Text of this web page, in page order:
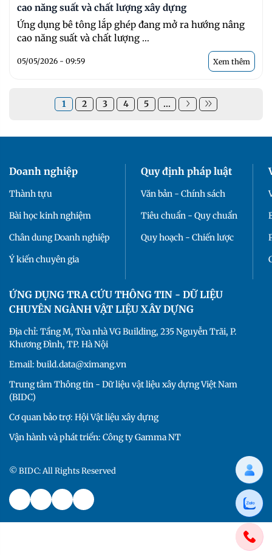
cao năng suất và chất lượng xây dựng
Ứng dụng bê tông lắp ghép đang mở ra hướng nâng
cao năng suất và chất lượng ...
05/05/2026 - 09:59 Xem thêm
1 2 3 4 5 ...
Doanh nghiệp
Thành tựu
Bài học kinh nghiệm
Chân dung Doanh nghiệp
Ý kiến chuyên gia
Quy định pháp luật
Văn bản - Chính sách
Tiêu chuẩn - Quy chuẩn
Quy hoạch - Chiến lược
ỨNG DỤNG TRA CỨU THÔNG TIN - DỮ LIỆU
CHUYÊN NGÀNH VẬT LIỆU XÂY DỰNG
Địa chỉ: Tầng M, Tòa nhà VG Building, 235 Nguyễn Trãi, P.
Khương Đình, TP. Hà Nội
Email: build.data@ximang.vn
Trung tâm Thông tin - Dữ liệu vật liệu xây dựng Việt Nam
(BIDC)
Cơ quan bảo trợ: Hội Vật liệu xây dựng
Vận hành và phát triển: Công ty Gamma NT
© BIDC: All Rights Reserved